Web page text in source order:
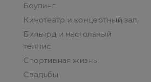
Боулинг
Кинотеатр и концертный зал
Бильярд и настольный
теннис
Спортивная жизнь
Свадьбы